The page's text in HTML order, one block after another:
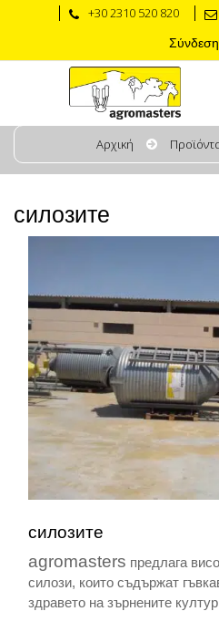
+30 2310 520 820
Σύνδεση
Αρχική
силозите
силозите
agromasters предлага
силози, които съдържат
здравето на зърнените